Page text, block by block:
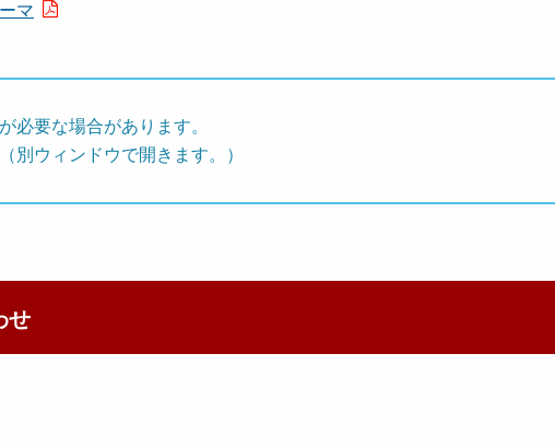
マ
必要な場合があります。
（別ウィンドウで開きます。）
せ